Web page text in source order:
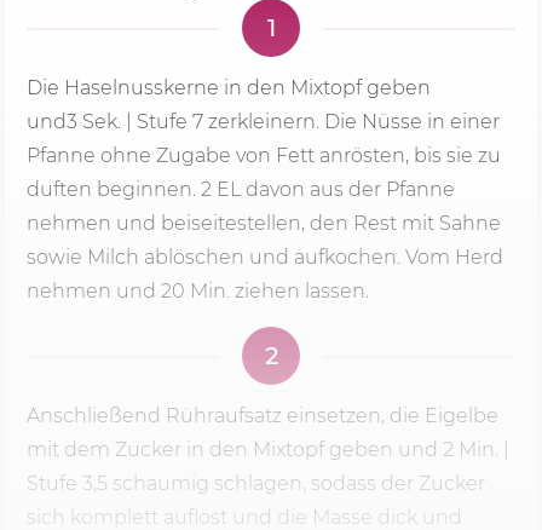
1
Die Haselnusskerne in den Mixtopf geben
und3 Sek. Stufe 7 zerkleinern. Die Nüsse in einer
Pfanne ohne Zugabe von Fett anrösten, bis sie zu
duften beginnen. 2 EL davon aus der Pfanne
nehmen und beiseitestellen, den Rest mit Sahne
sowie Milch ablöschen und aufkochen. Vom Herd
nehmen und 20 Min. ziehen lassen.
2
Anschließend Rühraufsatz einsetzen, die Eigelbe
mit dem Zucker in den Mixtopf geben und 2 Min.
Stufe 3,5 schaumig schlagen, sodass der Zucker
sich komplett auflöst und die Masse dick und